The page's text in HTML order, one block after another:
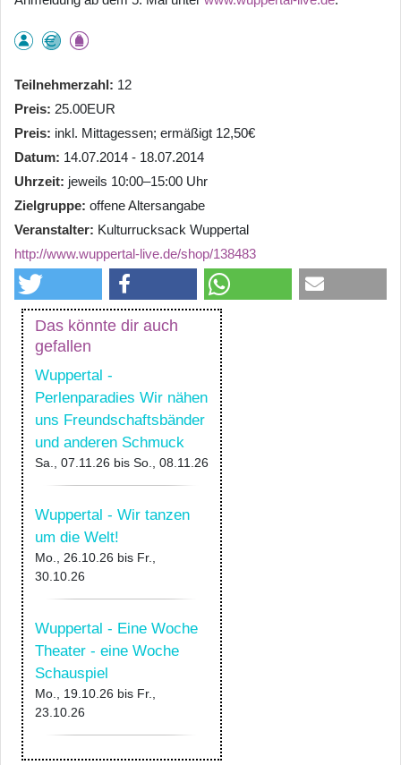
Teilnehmerzahl
12
Preis 25.00EUR
Preis inkl. Mittagessen; ermäßigt 12,50€
Datum 14.07.2014 - 18.07.2014
Uhrzeit jeweils 10:00–15:00 Uhr
Zielgruppe offene Altersangabe
Veranstalter Kulturrucksack Wuppertal
http://www.wuppertal-live.de/shop/138483
Das könnte dir auch
gefallen
Wuppertal -
Perlenparadies Wir nähen
uns Freundschaftsbänder
und anderen Schmuck
Sa., 07.11.26 bis So., 08.11.26
Wuppertal - Wir tanzen
um die Welt!
Mo., 26.10.26 bis Fr.,
30.10.26
Wuppertal - Eine Woche
Theater - eine Woche
Schauspiel
Mo., 19.10.26 bis Fr.,
23.10.26